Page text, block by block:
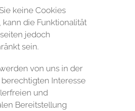
keine Cookies
kann die Funktionalität
jedoch
sein.
von uns in der
berechtigten Interesse
und
Bereitstellung